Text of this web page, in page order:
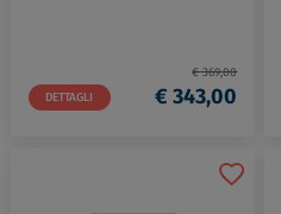
DETTAGLI
€ 369,00
€ 343,00